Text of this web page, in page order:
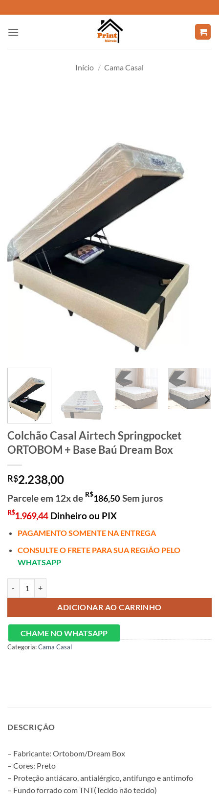
to
content
Início / Cama Casal
Colchão Casal Airtech Springpocket
ORTOBOM + Base Baú Dream Box
R$2.238,00
Parcele em 12x de R$186,50 Sem juros
R$1.969,44 Dinheiro ou PIX
PAGAMENTO SOMENTE NA ENTREGA
CONSULTE O FRETE PARA SUA REGIÃO PELO
WHATSAPP
ADICIONAR AO CARRINHO
CHAME NO WHATSAPP
Categoria:Cama Casal
DESCRIÇÃO
– Fabricante: Ortobom/Dream Box
– Cores: Preto
– Proteção antiácaro, antialérgico, antifungo e antimofo
– Fundo forrado com TNT(Tecido não tecido)